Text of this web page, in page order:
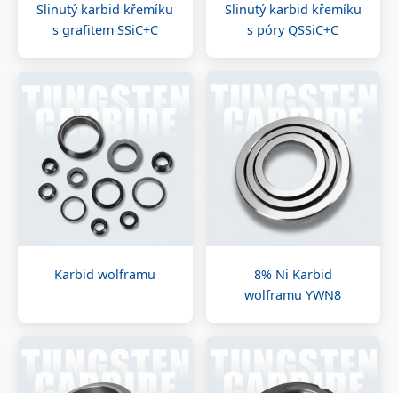
Slinutý karbid křemíku
s grafitem SSiC+C
Slinutý karbid křemíku
s póry QSSiC+C
Karbid wolframu
8% Ni Karbid
wolframu YWN8